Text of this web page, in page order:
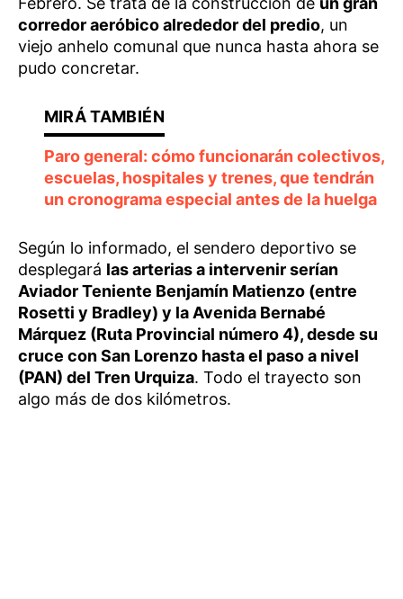
corredor aeróbico alrededor del predio, un
viejo anhelo comunal que nunca hasta ahora se
pudo concretar.
Paro general: cómo funcionarán colectivos,
escuelas, hospitales y trenes, que tendrán
un cronograma especial antes de la huelga
Según lo informado, el sendero deportivo se
desplegará las arterias a intervenir serían
Aviador Teniente Benjamín Matienzo (entre
Rosetti y Bradley) y la Avenida Bernabé
Márquez (Ruta Provincial número 4), desde su
cruce con San Lorenzo hasta el paso a nivel
(PAN) del Tren Urquiza. Todo el trayecto son
algo más de dos kilómetros.